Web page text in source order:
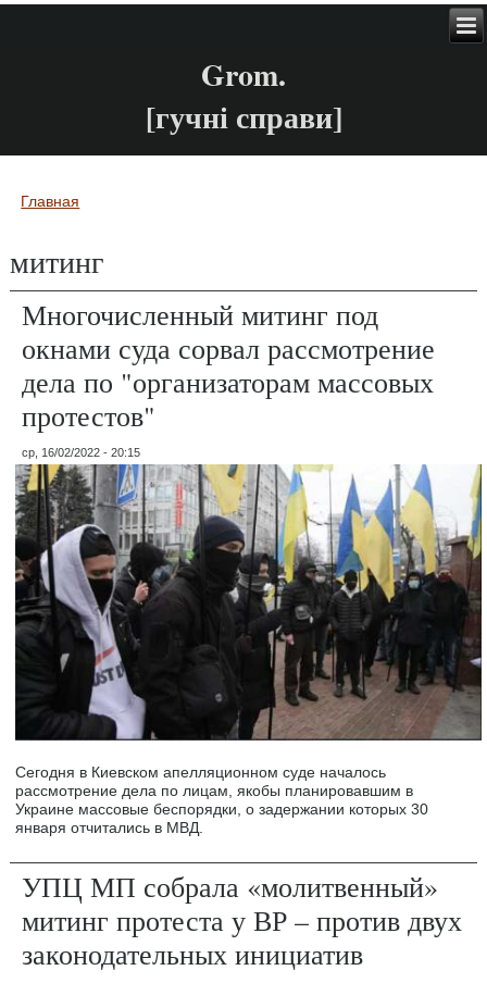
Grom.
[гучні справи]
Вы здесь
Главная
митинг
Многочисленный митинг под
окнами суда сорвал рассмотрение
дела по "организаторам массовых
протестов"
ср, 16/02/2022 - 20:15
Сегодня в Киевском апелляционном суде началось
рассмотрение дела по лицам, якобы планировавшим в
Украине массовые беспорядки, о задержании которых 30
января отчитались в МВД.
УПЦ МП собрала «молитвенный»
митинг протеста у ВР – против двух
законодательных инициатив